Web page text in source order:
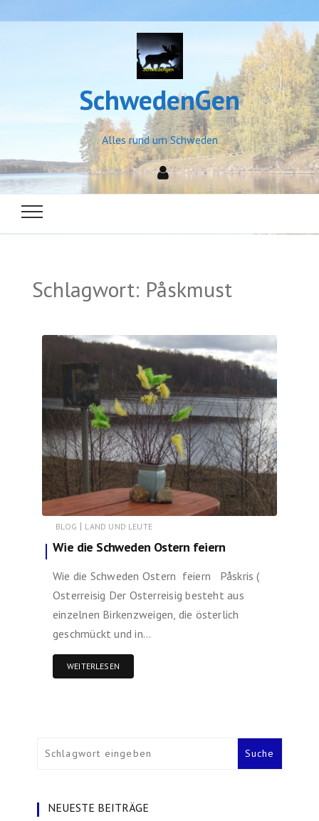
SchwedenGen
Alles rund um Schweden
Schlagwort: Påskmust
BLOG | LAND UND LEUTE
Wie die Schweden Ostern feiern
Wie die Schweden Ostern feiern Påskris (
Osterreisig Der Osterreisig besteht aus
einzelnen Birkenzweigen, die österlich
geschmückt und in…
WEITERLESEN
NEUESTE BEITRÄGE